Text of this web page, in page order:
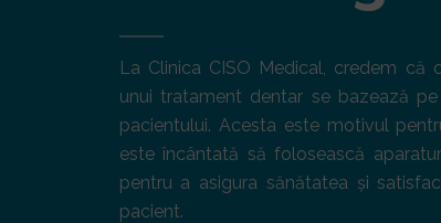
La Clinica CISO Medical, credem că
unui tratament dentar se bazează
pacientului. Acesta este motivul
este încântată să folosească
pentru a asigura sănătatea și
pacient.